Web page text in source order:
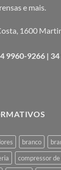
e mais.
1600
9960-9266 |
branco
compressor